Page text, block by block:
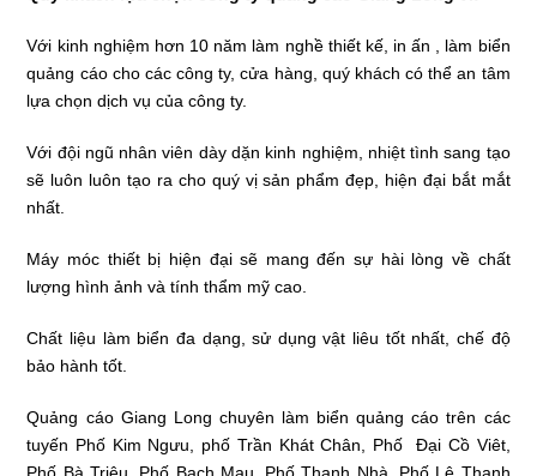
Với kinh nghiệm hơn 10 năm làm nghề thiết kế, in ấn , làm biển
quảng cáo cho các công ty, cửa hàng, quý khách có thể an tâm
lựa chọn dịch vụ của công ty.
Với đội ngũ nhân viên dày dặn kinh nghiệm, nhiệt tình sang tạo
sẽ luôn luôn tạo ra cho quý vị sản phẩm đẹp, hiện đại bắt mắt
nhất.
Máy móc thiết bị hiện đại sẽ mang đến sự hài lòng về chất
lượng hình ảnh và tính thẩm mỹ cao.
Chất liệu làm biển đa dạng, sử dụng vật liêu tốt nhất, chế độ
bảo hành tốt.
Quảng cáo Giang Long chuyên làm biển quảng cáo trên các
tuyến Phố Kim Ngưu, phố Trần Khát Chân, Phố Đại Cồ Viêt,